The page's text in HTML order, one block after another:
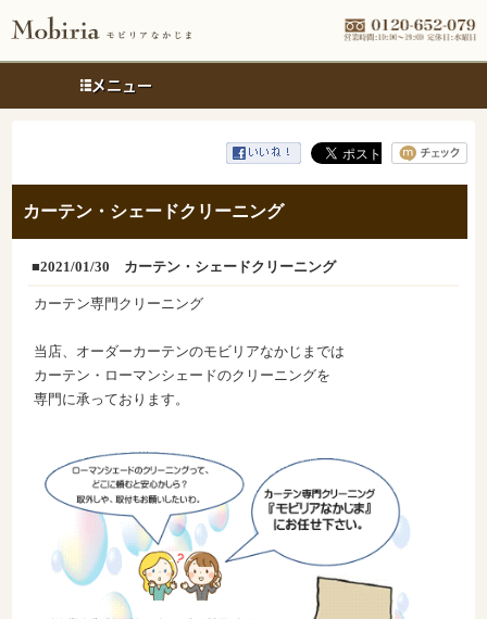
メニュー
カーテン・シェードクリーニング
■2021/01/30 カーテン・シェードクリーニング
カーテン専門クリーニング
当店、オーダーカーテンのモビリアなかじまでは
カーテン・ローマンシェードのクリーニングを
専門に承っております。